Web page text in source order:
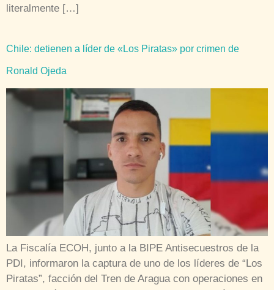
literalmente […]
Chile: detienen a líder de «Los Piratas» por crimen de
Ronald Ojeda
La Fiscalía ECOH, junto a la BIPE Antisecuestros de la
PDI, informaron la captura de uno de los líderes de “Los
Piratas”, facción del Tren de Aragua con operaciones en